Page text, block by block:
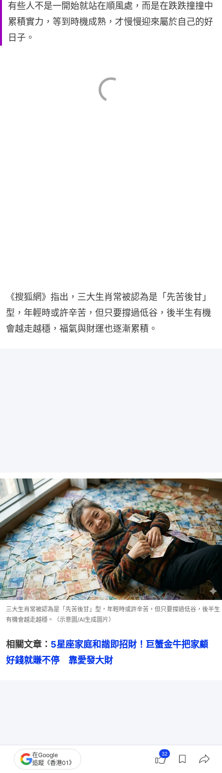
有些人不是一開始就站在順風處，而是在跌跌撞撞中
累積實力，等到時機成熟，才慢慢迎來屬於自己的好
日子。
《搜狐網》指出，三大生肖常被認為是「先苦後甘」
型，年輕時或許辛苦，但只要撐過低谷，後半生有機
會越走越穩，福氣與財運也逐漸累積。
三大生肖常被認為是「先苦後甘」型，年輕時或許辛苦，但只要撐過低谷，後半生
有機會越走越穩。（示意圖/AI生成圖片）
相關文章： 5星座家庭和諧即招財！巨蟹金牛把家顧
好錢就賺不停　靠愛發大財
在Google
追蹤《香港01》
32